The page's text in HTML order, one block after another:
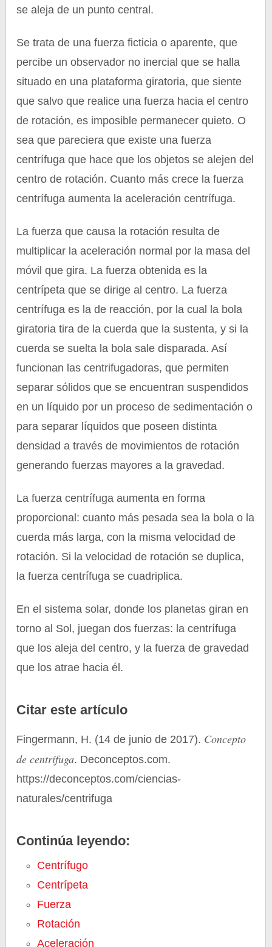
se aleja de un punto central.
Se trata de una fuerza ficticia o aparente, que
percibe un observador no inercial que se halla
situado en una plataforma giratoria, que siente
que salvo que realice una fuerza hacia el centro
de rotación, es imposible permanecer quieto. O
sea que pareciera que existe una fuerza
centrífuga que hace que los objetos se alejen del
centro de rotación. Cuanto más crece la fuerza
centrífuga aumenta la aceleración centrífuga.
La fuerza que causa la rotación resulta de
multiplicar la aceleración normal por la masa del
móvil que gira. La fuerza obtenida es la
centrípeta que se dirige al centro. La fuerza
centrífuga es la de reacción, por la cual la bola
giratoria tira de la cuerda que la sustenta, y si la
cuerda se suelta la bola sale disparada. Así
funcionan las centrifugadoras, que permiten
separar sólidos que se encuentran suspendidos
en un líquido por un proceso de sedimentación o
para separar líquidos que poseen distinta
densidad a través de movimientos de rotación
generando fuerzas mayores a la gravedad.
La fuerza centrífuga aumenta en forma
proporcional: cuanto más pesada sea la bola o la
cuerda más larga, con la misma velocidad de
rotación. Si la velocidad de rotación se duplica,
la fuerza centrífuga se cuadriplica.
En el sistema solar, donde los planetas giran en
torno al Sol, juegan dos fuerzas: la centrífuga
que los aleja del centro, y la fuerza de gravedad
que los atrae hacia él.
Citar este artículo
Fingermann, H. (14 de junio de 2017). Concepto
de centrífuga. Deconceptos.com.
https://deconceptos.com/ciencias-
naturales/centrifuga
Continúa leyendo:
Centrífugo
Centrípeta
Fuerza
Rotación
Aceleración